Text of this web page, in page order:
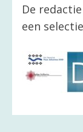
De
een